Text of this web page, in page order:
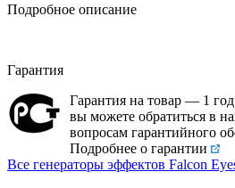
Подробное описание
Гарантия
Гарантия на товар — 1
вы можете обратиться в
вопросам гарантийного
Подробнее о гарантии
Все генераторы эффектов Falcon